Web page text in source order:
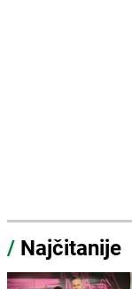
/ Najčitanije